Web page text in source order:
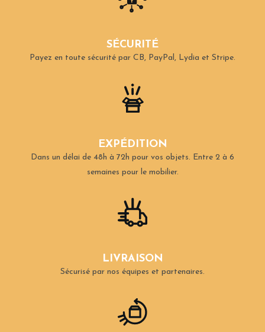
SÉCURITÉ
Payez en toute sécurité par CB, PayPal, Lydia et Stripe.
EXPÉDITION
Dans un délai de 48h à 72h pour vos objets. Entre 2 à 6
semaines pour le mobilier.
LIVRAISON
Sécurisé par nos équipes et partenaires.